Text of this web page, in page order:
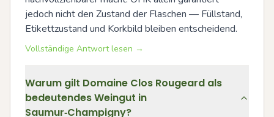
jedoch nicht den Zustand der Flaschen — Füllstand,
Etikettzustand und Korkbild bleiben entscheidend.
Vollständige Antwort lesen →
Warum gilt Domaine Clos Rougeard als
bedeutendes Weingut in
Saumur‑Champigny?